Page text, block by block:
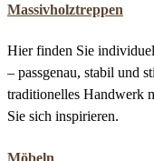
Massivholztreppen
Hier finden Sie
– passgenau, stabil und
traditionelles Handwerk
Sie sich inspirieren.